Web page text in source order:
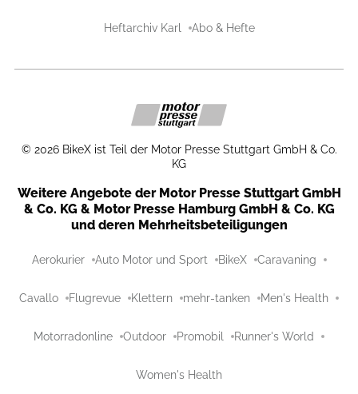
Heftarchiv Karl Abo & Hefte
© 2026 BikeX ist Teil der Motor Presse Stuttgart GmbH & Co.
KG
Weitere Angebote der Motor Presse Stuttgart GmbH
& Co. KG & Motor Presse Hamburg GmbH & Co. KG
und deren Mehrheitsbeteiligungen
Aerokurier Auto Motor und Sport BikeX Caravaning
Cavallo Flugrevue Klettern mehr-tanken Men's Health
Motorradonline Outdoor Promobil Runner's World
Women's Health